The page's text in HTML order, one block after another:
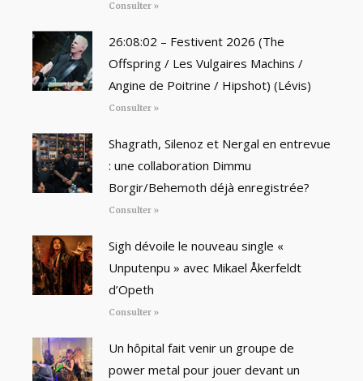
Consulter »
26:08:02 – Festivent 2026 (The
Offspring / Les Vulgaires Machins /
Angine de Poitrine / Hipshot) (Lévis)
Consulter »
Shagrath, Silenoz et Nergal en entrevue
: une collaboration Dimmu
Borgir/Behemoth déjà enregistrée?
Consulter »
Sigh dévoile le nouveau single «
Unputenpu » avec Mikael Åkerfeldt
d’Opeth
Consulter »
Un hôpital fait venir un groupe de
power metal pour jouer devant un